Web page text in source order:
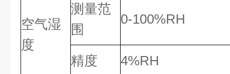
空气湿
度
测量范
围
0-100%RH
精度 4%RH